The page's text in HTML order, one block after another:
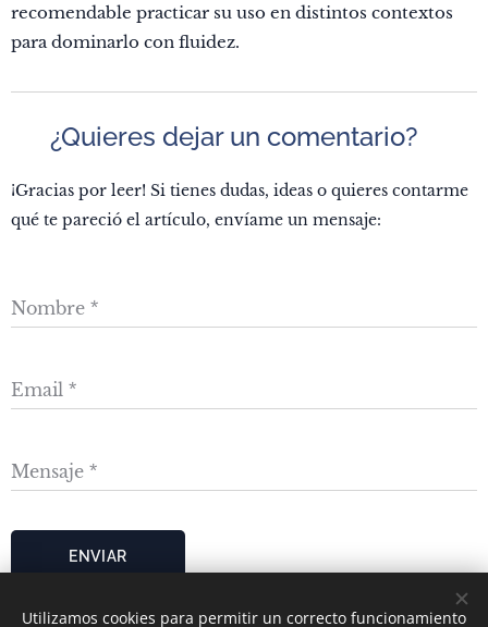
recomendable practicar su uso en distintos contextos
para dominarlo con fluidez.
💬 ¿Quieres dejar un comentario?
¡Gracias por leer! Si tienes dudas, ideas o quieres contarme
qué te pareció el artículo, envíame un mensaje:
Nombre
Email
Mensaje
ENVIAR
Utilizamos cookies para permitir un correcto funcionamiento